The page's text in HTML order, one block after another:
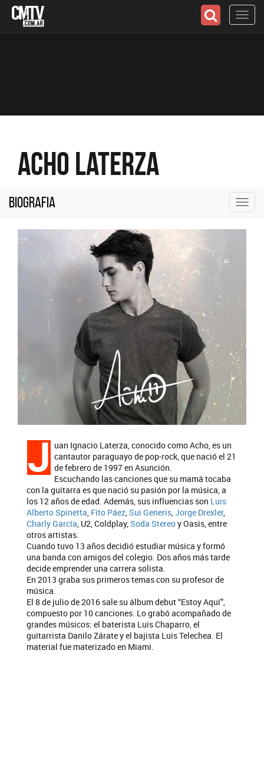
Acho Laterza
Biografia
J uan Ignacio Laterza, conocido como Acho, es un
cantautor paraguayo de pop-rock, que nació el 21
de febrero de 1997 en Asunción.
Escuchando las canciones que su mamá tocaba
con la guitarra es que nació su pasión por la música, a
los 12 años de edad. Además, sus influencias son Luis
Alberto Spinetta, Fito Páez,Sui Generis,Jorge Drexler,
Charly García, U2, Coldplay,Soda Stereoy Oasis, entre
otros artistas.
Cuando tuvo 13 años decidió estudiar música y formó
una banda con amigos del colegio. Dos años más tarde
decide emprender una carrera solista.
En 2013 graba sus primeros temas con su profesor de
música.
El 8 de julio de 2016 sale su álbum debut “Estoy Aquí”,
compuesto por 10 canciones. Lo grabó acompañado de
grandes músicos: el baterista Luis Chaparro, el
guitarrista Danilo Zárate y el bajista Luis Telechea. El
material fue materizado en Miami.